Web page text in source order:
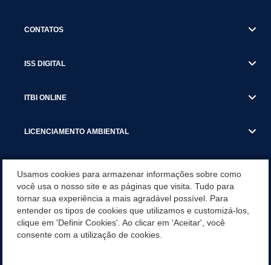
CONTATOS
ISS DIGITAL
ITBI ONLINE
LICENCIAMENTO AMBIENTAL
SERVIÇOS
SERVIÇOS DO DEPARTAMENTO DE RECEITA MUNICIPAL
Usamos cookies para armazenar informações sobre como
você usa o nosso site e as páginas que visita. Tudo para
tornar sua experiência a mais agradável possível. Para
entender os tipos de cookies que utilizamos e customizá-los,
clique em 'Definir Cookies'. Ao clicar em 'Aceitar', você
consente com a utilização de cookies.